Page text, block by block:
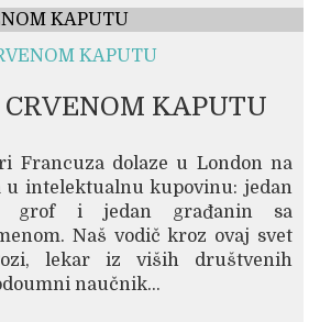
KAPUTU
CRVENOM KAPUTU
Francuza dolaze u London na
u intelektualnu kupovinu: jedan
grof i jedan građanin sa
Naš vodič kroz ovaj svet
lekar iz viših društvenih
naučnik...